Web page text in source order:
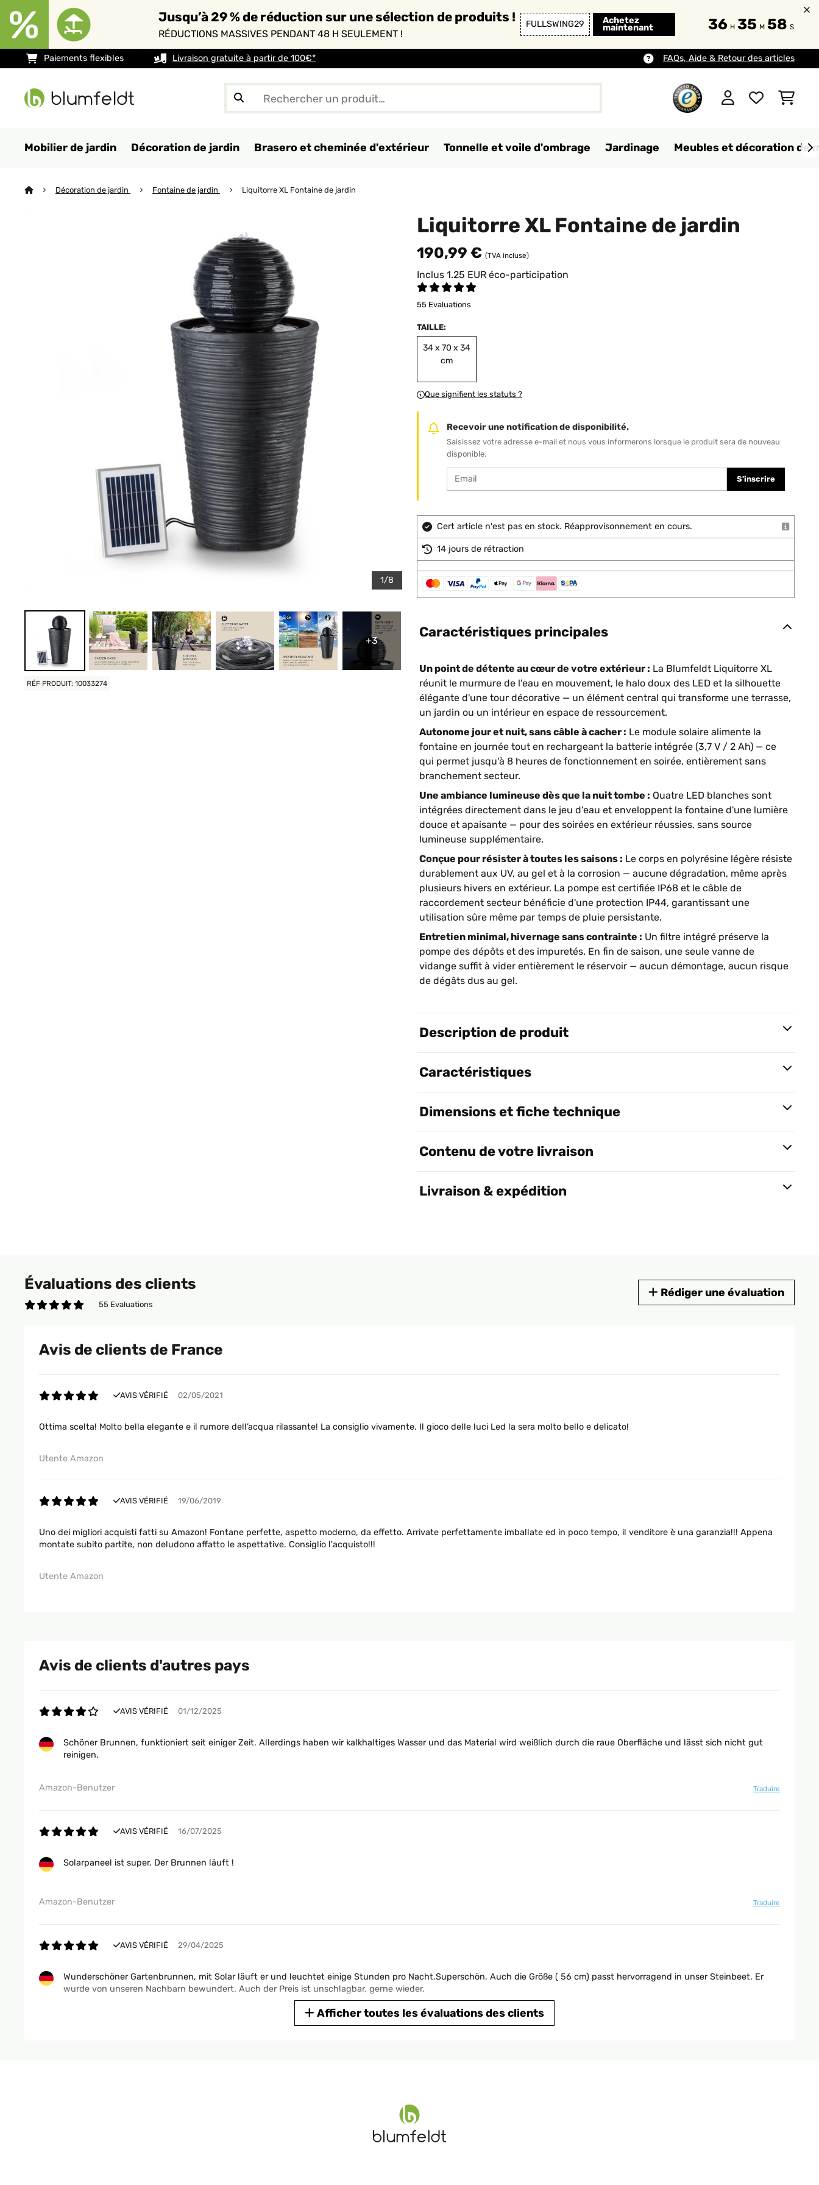
Jusqu’à 29 % de réduction sur une sélection de produits !
RÉDUCTIONS MASSIVES PENDANT 48 H SEULEMENT !
FULLSWING29 Achetez
maintenant 36 H 35 M 56 S
Paiements flexibles Livraison gratuite à partir de 100€* FAQs, Aide & Retour des articles
Mobilier de jardin Décoration de jardin Brasero et cheminée d'extérieur Tonnelle et voile d'ombrage Jardinage Meubles et décoration de
Décoration de jardin Fontaine de jardin Liquitorre XL Fontaine de jardin
1/8
+3
RÉF PRODUIT: 10033274
Liquitorre XL Fontaine de jardin
190,99 € (TVA incluse)
Inclus 1.25 EUR éco-participation
55 Evaluations
TAILLE:
34 x 70 x 34
cm
Que signifient les statuts ?
Recevoir une notification de disponibilité.
Saisissez votre adresse e-mail et nous vous informerons lorsque le produit sera de nouveau
disponible.
S'inscrire
Cert article n'est pas en stock. Réapprovisonnement en cours.
14 jours de rétraction
Caractéristiques principales
Un point de détente au cœur de votre extérieur : La Blumfeldt Liquitorre XL
réunit le murmure de l'eau en mouvement, le halo doux des LED et la silhouette
élégante d'une tour décorative — un élément central qui transforme une terrasse,
un jardin ou un intérieur en espace de ressourcement.
Autonome jour et nuit, sans câble à cacher : Le module solaire alimente la
fontaine en journée tout en rechargeant la batterie intégrée (3,7 V / 2 Ah) — ce
qui permet jusqu'à 8 heures de fonctionnement en soirée, entièrement sans
branchement secteur.
Une ambiance lumineuse dès que la nuit tombe : Quatre LED blanches sont
intégrées directement dans le jeu d'eau et enveloppent la fontaine d'une lumière
douce et apaisante — pour des soirées en extérieur réussies, sans source
lumineuse supplémentaire.
Conçue pour résister à toutes les saisons : Le corps en polyrésine légère résiste
durablement aux UV, au gel et à la corrosion — aucune dégradation, même après
plusieurs hivers en extérieur. La pompe est certifiée IP68 et le câble de
raccordement secteur bénéficie d'une protection IP44, garantissant une
utilisation sûre même par temps de pluie persistante.
Entretien minimal, hivernage sans contrainte : Un filtre intégré préserve la
pompe des dépôts et des impuretés. En fin de saison, une seule vanne de
vidange suffit à vider entièrement le réservoir — aucun démontage, aucun risque
de dégâts dus au gel.
Description de produit
Caractéristiques
Dimensions et fiche technique
Contenu de votre livraison
Livraison & expédition
Évaluations des clients
55 Evaluations
Rédiger une évaluation
Avis de clients de France
AVIS VÉRIFIÉ 02/05/2021
Ottima scelta! Molto bella elegante e il rumore dell’acqua rilassante! La consiglio vivamente. Il gioco delle luci Led la sera molto bello e delicato!
Utente Amazon
AVIS VÉRIFIÉ 19/06/2019
Uno dei migliori acquisti fatti su Amazon! Fontane perfette, aspetto moderno, da effetto. Arrivate perfettamente imballate ed in poco tempo, il venditore è una garanzia!!! Appena
montate subito partite, non deludono affatto le aspettative. Consiglio l'acquisto!!!
Utente Amazon
Avis de clients d'autres pays
AVIS VÉRIFIÉ 01/12/2025
Schöner Brunnen, funktioniert seit einiger Zeit. Allerdings haben wir kalkhaltiges Wasser und das Material wird weißlich durch die raue Oberfläche und lässt sich nicht gut
reinigen.
Amazon-Benutzer Traduire
AVIS VÉRIFIÉ 16/07/2025
Solarpaneel ist super. Der Brunnen läuft !
Amazon-Benutzer Traduire
AVIS VÉRIFIÉ 29/04/2025
Wunderschöner Gartenbrunnen, mit Solar läuft er und leuchtet einige Stunden pro Nacht.Superschön. Auch die Größe ( 56 cm) passt hervorragend in unser Steinbeet. Er
wurde von unseren Nachbarn bewundert. Auch der Preis ist unschlagbar, gerne wieder.
passt wunderbar.Leider habe ich einige Zeit für den Aufbau gebraucht da die Anschlüsse für das Wasser und das Solarpaneel so tief in der Kugel des Brunnens "versteckt"
waren. Aber nun funktioniert der Brunnen einwandfrei und sieht meiner Meinung nach auch sehr gut aus.Von meiner Seite aus sehr zu empfehlen.
Afficher toutes les évaluations des clients